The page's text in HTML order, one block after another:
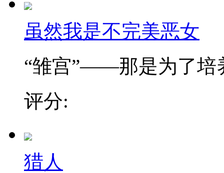
虽然我是不完美恶女
“雏宫”——那是为了培
评分:
猎人